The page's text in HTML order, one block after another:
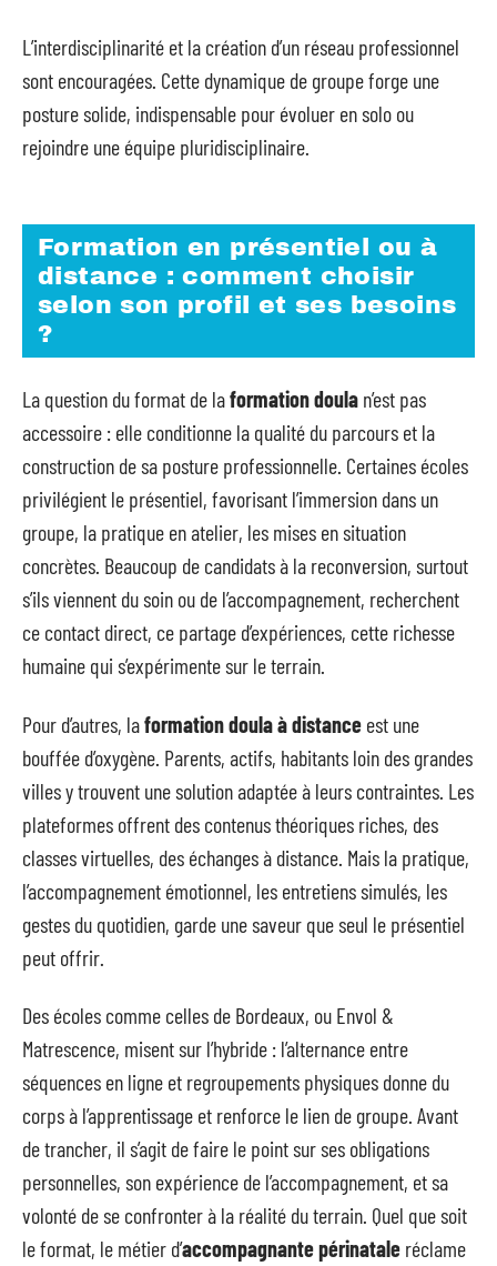
L’interdisciplinarité et la création d’un réseau professionnel
sont encouragées. Cette dynamique de groupe forge une
posture solide, indispensable pour évoluer en solo ou
rejoindre une équipe pluridisciplinaire.
Formation en présentiel ou à
distance : comment choisir
selon son profil et ses besoins
?
La question du format de laformation doula n’est pas
accessoire : elle conditionne la qualité du parcours et la
construction de sa posture professionnelle. Certaines écoles
privilégient le présentiel, favorisant l’immersion dans un
groupe, la pratique en atelier, les mises en situation
concrètes. Beaucoup de candidats à la reconversion, surtout
s’ils viennent du soin ou de l’accompagnement, recherchent
ce contact direct, ce partage d’expériences, cette richesse
humaine qui s’expérimente sur le terrain.
Pour d’autres, laformation doula à distance est une
bouffée d’oxygène. Parents, actifs, habitants loin des grandes
villes y trouvent une solution adaptée à leurs contraintes. Les
plateformes offrent des contenus théoriques riches, des
classes virtuelles, des échanges à distance. Mais la pratique,
l’accompagnement émotionnel, les entretiens simulés, les
gestes du quotidien, garde une saveur que seul le présentiel
peut offrir.
Des écoles comme celles de Bordeaux, ou Envol &
Matrescence, misent sur l’hybride : l’alternance entre
séquences en ligne et regroupements physiques donne du
corps à l’apprentissage et renforce le lien de groupe. Avant
de trancher, il s’agit de faire le point sur ses obligations
personnelles, son expérience de l’accompagnement, et sa
volonté de se confronter à la réalité du terrain. Quel que soit
le format, le métier d’accompagnante périnatale réclame